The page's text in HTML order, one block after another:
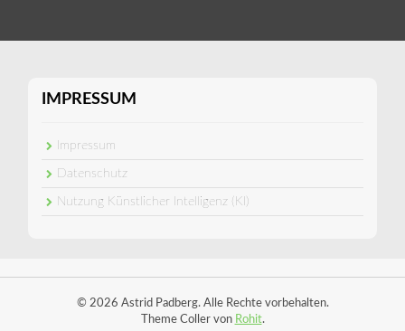
IMPRESSUM
Impressum
Datenschutz
Nutzung Künstlicher Intelligenz (KI)
© 2026 Astrid Padberg. Alle Rechte vorbehalten.
Theme Coller von Rohit.